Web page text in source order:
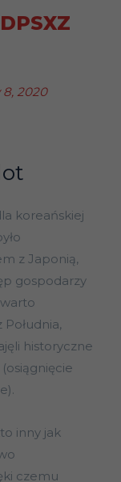
8, 2020
koreańskiej
z Japonią,
gospodarzy
historyczne
inny jak
czemu